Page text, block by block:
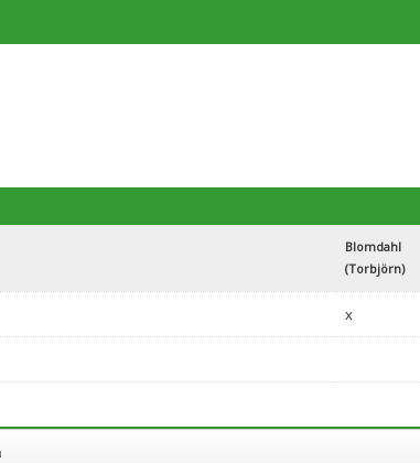
Blomdahl
(Torbjörn)
x